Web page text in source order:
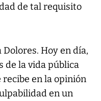
de tal requisito
Hoy en día,
de la vida pública
en la opinión
en un